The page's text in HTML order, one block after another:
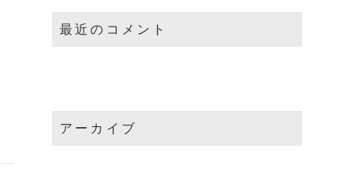
最近のコメント
アーカイブ